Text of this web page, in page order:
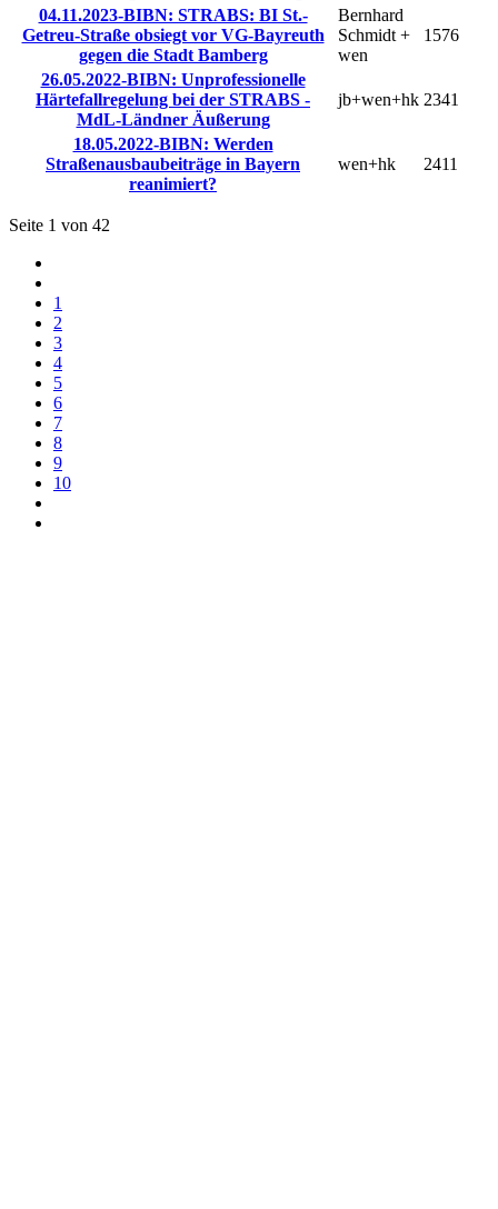
04.11.2023-BIBN: STRABS: BI St.-
Getreu-Straße obsiegt vor VG-Bayreuth
gegen die Stadt Bamberg
Bernhard
Schmidt +
wen
1576
26.05.2022-BIBN: Unprofessionelle
Härtefallregelung bei der STRABS -
MdL-Ländner Äußerung
jb+wen+hk 2341
18.05.2022-BIBN: Werden
Straßenausbaubeiträge in Bayern
reanimiert?
wen+hk 2411
Seite 1 von 42
1
2
3
4
5
6
7
8
9
10